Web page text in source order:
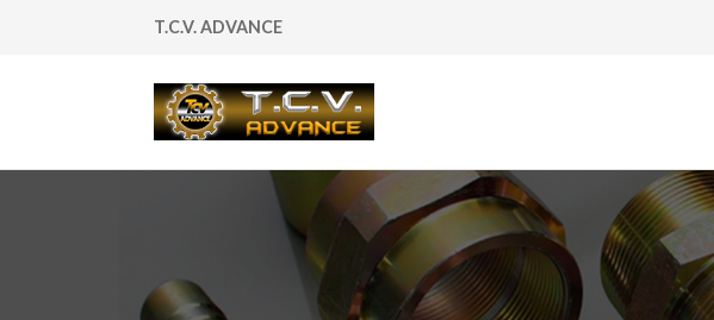
T.C.V. ADVANCE